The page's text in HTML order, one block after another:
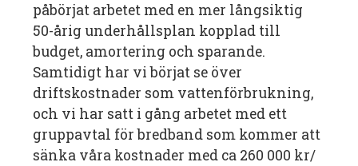
påbörjat arbetet med en mer långsiktig
50-årig underhållsplan kopplad till
budget, amortering och sparande.
Samtidigt har vi börjat se över
driftskostnader som vattenförbrukning,
och vi har satt i gång arbetet med ett
gruppavtal för bredband som kommer att
sänka våra kostnader med ca 260 000 kr/